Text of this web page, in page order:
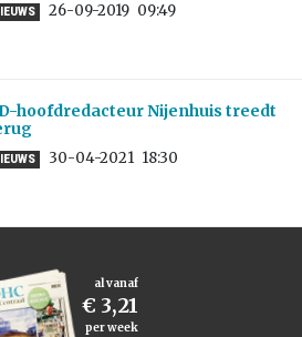
26-09-2019 09:49
hoofdredacteur Nijenhuis treedt
30-04-2021 18:30
al vanaf
€ 3,21
per week